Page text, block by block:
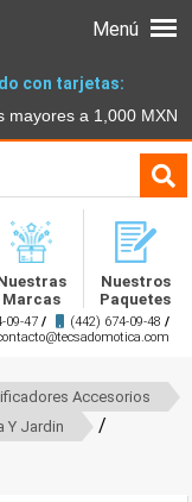
con tarjetas:
mayores a 1,000 MXN
Marcas
Nuestros
Paquetes
09-47 / (442) 674-09-48 /
Menú
Accesorios
Y Jardin /